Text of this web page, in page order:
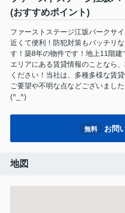
(おすすめポイント)
ファーストステージ江坂パークサ
近くて便利！防犯対策もバッチリ
す！築8年の物件です！地上11階
エリアにある賃貸情報のことなら
ください！当社は、多種多様な賃
ご要望や不明な点などございまし
(^_^)
無料 お問
地図